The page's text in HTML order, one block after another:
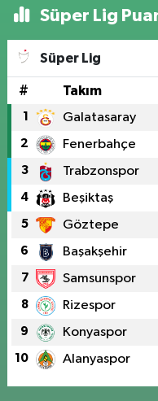
Süper Lig
Süper Lig
# Takım
1 Galatasaray
2 Fenerbahçe
3 Trabzonspor
4 Beşiktaş
5 Göztepe
6 Başakşehir
7 Samsunspor
8 Rizespor
9 Konyaspor
10 Alanyaspor